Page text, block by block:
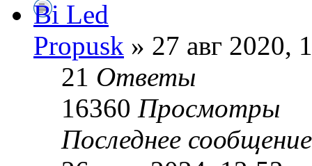
Bi Led
Propusk » 27 авг 2020,
21 Ответы
16360 Просмотры
Последнее